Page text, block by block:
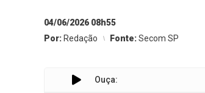
04/06/2026 08h55
Por: Redação Fonte:Secom SP
Ouça: